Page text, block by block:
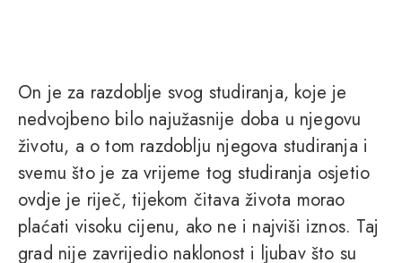
On je za razdoblje svog studiranja, koje je
nedvojbeno bilo najužasnije doba u njegovu
životu, a o tom razdoblju njegova studiranja i
svemu što je za vrijeme tog studiranja osjetio
ovdje je riječ, tijekom čitava života morao
plaćati visoku cijenu, ako ne i najviši iznos. Taj
grad nije zavrijedio naklonost i ljubav što su